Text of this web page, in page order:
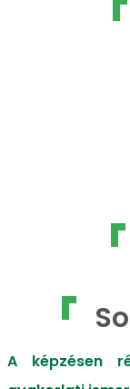
A képzésen